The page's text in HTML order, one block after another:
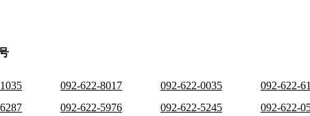
092-622-8017 092-622-0035
092-622-
092-622-5976 092-622-5245
092-622-